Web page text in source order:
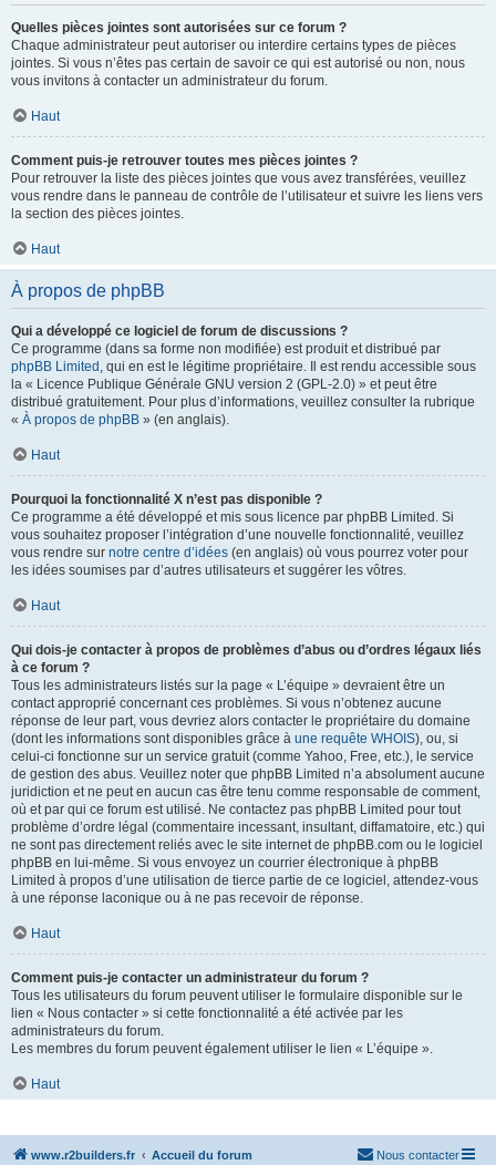
Quelles pièces jointes sont autorisées sur ce forum ?
Chaque administrateur peut autoriser ou interdire certains types de pièces
jointes. Si vous n’êtes pas certain de savoir ce qui est autorisé ou non, nous
vous invitons à contacter un administrateur du forum.
Haut
Comment puis-je retrouver toutes mes pièces jointes ?
Pour retrouver la liste des pièces jointes que vous avez transférées, veuillez
vous rendre dans le panneau de contrôle de l’utilisateur et suivre les liens vers
la section des pièces jointes.
Haut
À propos de phpBB
Qui a développé ce logiciel de forum de discussions ?
Ce programme (dans sa forme non modifiée) est produit et distribué par
phpBB Limited , qui en est le légitime propriétaire. Il est rendu accessible sous
la « Licence Publique Générale GNU version 2 (GPL-2.0) » et peut être
distribué gratuitement. Pour plus d’informations, veuillez consulter la rubrique
« À propos de phpBB » (en anglais).
Haut
Pourquoi la fonctionnalité X n’est pas disponible ?
Ce programme a été développé et mis sous licence par phpBB Limited. Si
vous souhaitez proposer l’intégration d’une nouvelle fonctionnalité, veuillez
vous rendre sur notre centre d’idées (en anglais) où vous pourrez voter pour
les idées soumises par d’autres utilisateurs et suggérer les vôtres.
Haut
Qui dois-je contacter à propos de problèmes d’abus ou d’ordres légaux liés
à ce forum ?
Tous les administrateurs listés sur la page « L’équipe » devraient être un
contact approprié concernant ces problèmes. Si vous n’obtenez aucune
réponse de leur part, vous devriez alors contacter le propriétaire du domaine
(dont les informations sont disponibles grâce à une requête WHOIS), ou, si
celui-ci fonctionne sur un service gratuit (comme Yahoo, Free, etc.), le service
de gestion des abus. Veuillez noter que phpBB Limited n’a absolument aucune
juridiction et ne peut en aucun cas être tenu comme responsable de comment,
où et par qui ce forum est utilisé. Ne contactez pas phpBB Limited pour tout
problème d’ordre légal (commentaire incessant, insultant, diffamatoire, etc.) qui
ne sont pas directement reliés avec le site internet de phpBB.com ou le logiciel
phpBB en lui-même. Si vous envoyez un courrier électronique à phpBB
Limited à propos d’une utilisation de tierce partie de ce logiciel, attendez-vous
à une réponse laconique ou à ne pas recevoir de réponse.
Haut
Comment puis-je contacter un administrateur du forum ?
Tous les utilisateurs du forum peuvent utiliser le formulaire disponible sur le
lien « Nous contacter » si cette fonctionnalité a été activée par les
administrateurs du forum.
Les membres du forum peuvent également utiliser le lien « L’équipe ».
Haut
www.r2builders.fr Accueil du forum Nous contacter